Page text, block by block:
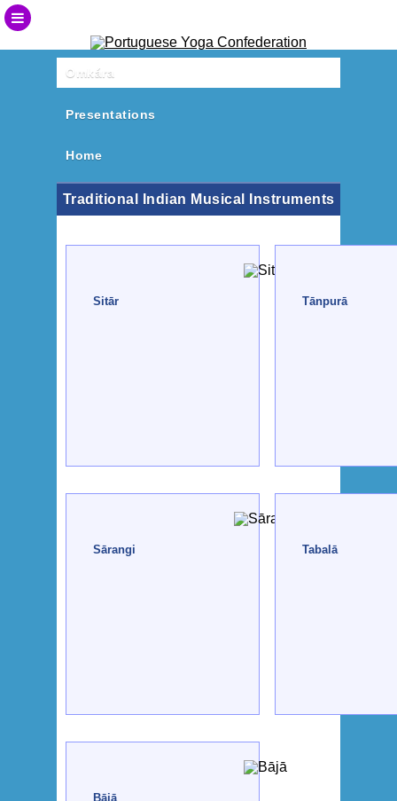
Omkára
Presentations
Home
Traditional Indian Musical Instruments
Sitār Tānpurā
Sārangi Tabalā
Bājā